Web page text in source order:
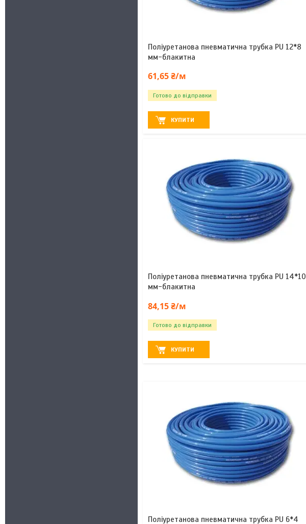
Поліуретанова пневматична трубка PU 12*8
мм-блакитна
61,65 ₴/м
Готово до відправки
КУПИТИ
Поліуретанова пневматична трубка PU 14*10
мм-блакитна
84,15 ₴/м
Готово до відправки
КУПИТИ
Поліуретанова пневматична трубка PU 6*4